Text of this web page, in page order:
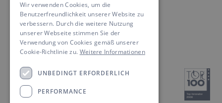
Kontakt
Ansprechpartner finden
Downloads
ENGLISH
Wir verwenden Cookies, um die
Benutzerfreundlichkeit unserer Website zu
verbessern. Durch die weitere Nutzung
unserer Webseite stimmen Sie der
Verwendung von Cookies gemäß unserer
Cookie-Richtlinie zu. Weitere Informationen
UNBEDINGT ERFORDERLICH
PERFORMANCE